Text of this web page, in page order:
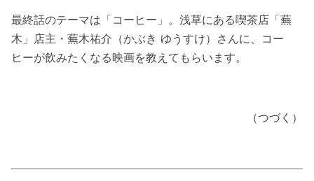
最終話のテーマは「コーヒー」。浅草にある喫茶店「蕪
木」店主・蕪木祐介（かぶき ゆうすけ）さんに、コー
ヒーが飲みたくなる映画を教えてもらいます。
（つづく）